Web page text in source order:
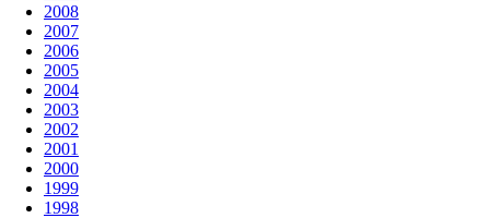
2008
2007
2006
2005
2004
2003
2002
2001
2000
1999
1998